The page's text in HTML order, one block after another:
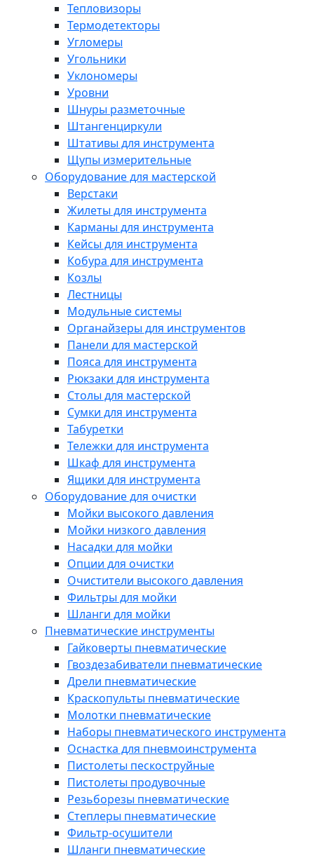
Тепловизоры
Термодетекторы
Угломеры
Угольники
Уклономеры
Уровни
Шнуры разметочные
Штангенциркули
Штативы для инструмента
Щупы измерительные
Оборудование для мастерской
Верстаки
Жилеты для инструмента
Карманы для инструмента
Кейсы для инструмента
Кобура для инструмента
Козлы
Лестницы
Модульные системы
Органайзеры для инструментов
Панели для мастерской
Пояса для инструмента
Рюкзаки для инструмента
Столы для мастерской
Сумки для инструмента
Табуретки
Тележки для инструмента
Шкаф для инструмента
Ящики для инструмента
Оборудование для очистки
Мойки высокого давления
Мойки низкого давления
Насадки для мойки
Опции для очистки
Очистители высокого давления
Фильтры для мойки
Шланги для мойки
Пневматические инструменты
Гайковерты пневматические
Гвоздезабиватели пневматические
Дрели пневматические
Краскопульты пневматические
Молотки пневматические
Наборы пневматического инструмента
Оснастка для пневмоинструмента
Пистолеты пескоструйные
Пистолеты продувочные
Резьборезы пневматические
Степлеры пневматические
Фильтр-осушители
Шланги пневматические